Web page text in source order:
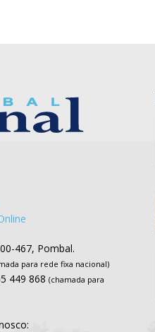
467, Pombal.
para rede fixa nacional)
449 868 (chamada para